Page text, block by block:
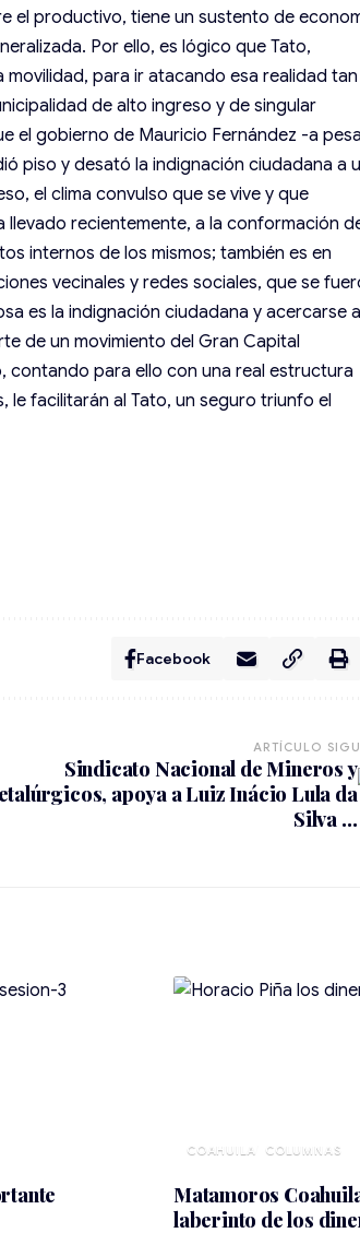
el productivo, tiene un sustento de
Por ello, es lógico que Tato,
para ir atacando esa realidad tan
de alto ingreso y de singular
el gobierno de Mauricio Fernández -a
piso y desató la indignación ciudadana a
el clima convulso que se vive y que
recientemente, a la conformación
internos de los mismos; también es en
vecinales y redes sociales, que se
es la indignación ciudadana y acercarse a
de un movimiento del Gran Capital
contando para ello con una real estructura
le facilitarán al Tato, un seguro triunfo el
Facebook
ARTÍCULO
Sindicato Nacional de Mineros y
apoya a Luiz Inácio Lula da
Silva …
COAHUILA
Matamoros
laberinto de los